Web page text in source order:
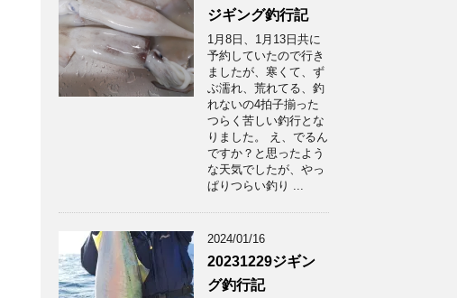
ジギング釣行記
1月8日、1月13日共に
予約していたので行き
ましたが、寒くて、ず
ぶ濡れ、荒れてる、釣
れないの4拍子揃った
つらく苦しい釣行とな
りました。 え、でるん
ですか？と思ったよう
な天気でしたが、やっ
ぱりつらい釣り ...
2024/01/16
20231229ジギン
グ釣行記